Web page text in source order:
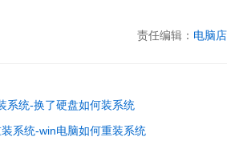
责任编辑： 电脑店
系统-换了硬盘如何装系统
系统-win电脑如何重装系统